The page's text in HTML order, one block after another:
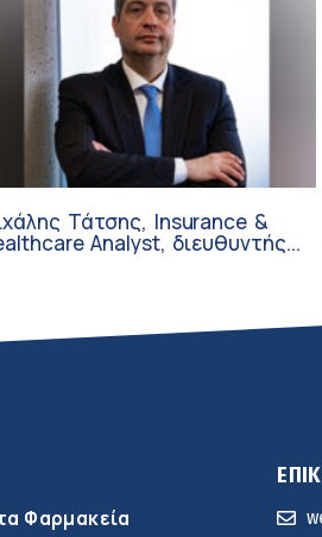
Τάτσης, Insurance &
Analyst, διευθυντής
Φαρμακεία